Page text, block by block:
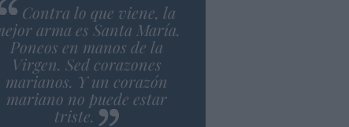
Contra lo que viene, la
arma es Santa María.
Poneos en manos de la
Virgen. Sed corazones
marianos. Y un corazón
mariano no puede estar
triste.